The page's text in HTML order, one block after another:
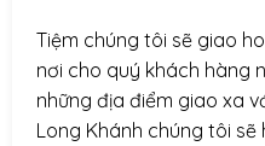
Tiệm chúng tôi sẽ giao
nơi cho quý khách hàng
những địa điểm giao xa
Long Khánh chúng tôi